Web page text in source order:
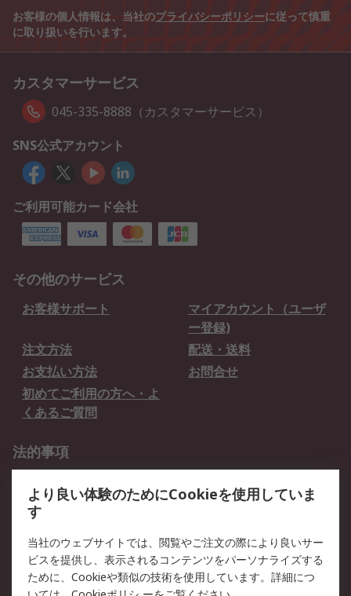
お客様の個人情報は、当社のプライバシーポリシーに従って慎重
に取り扱いを行います。
カスタマーサービス
045-335-8888（カスタマーサービス）
SNS公式アカウント
ご利用可能カード会社
その他のサービス
お客様サポート
マイアカウント（ユーザ
ー登録)
注文方法
配送・送料
お支払い方法
お問合せ
初めてご利用の方へ・よ
くあるご質問
法的事項
クッキーポリシー
RSについて
会社概要
採用情報
より良い体験のためにCookieを使用していま
す
当社のウェブサイトでは、閲覧やご注文の際により良いサー
ビスを提供し、表示されるコンテンツをパーソナライズする
ために、Cookieや類似の技術を使用しています。詳細につ